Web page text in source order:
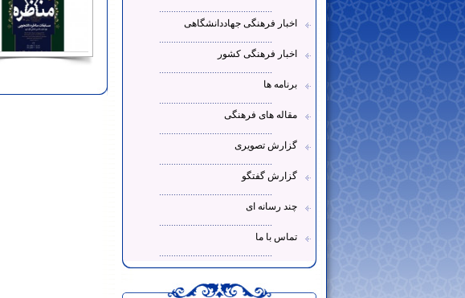
...............................................
اخبار فرهنگی جهاددانشگاهی
...............................................
اخبار فرهنگی کشور
...............................................
برنامه ها
...............................................
مقاله های فرهنگی
...............................................
گزارش تصویری
...............................................
گزارش گفتگو
...............................................
چند رسانه ای
...............................................
تماس با ما
...............................................